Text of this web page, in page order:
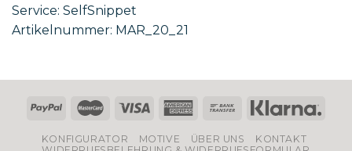
Service: SelfSnippet
Artikelnummer: MAR_20_21
KONFIGURATOR MOTIVE ÜBER UNS
KONTAKT